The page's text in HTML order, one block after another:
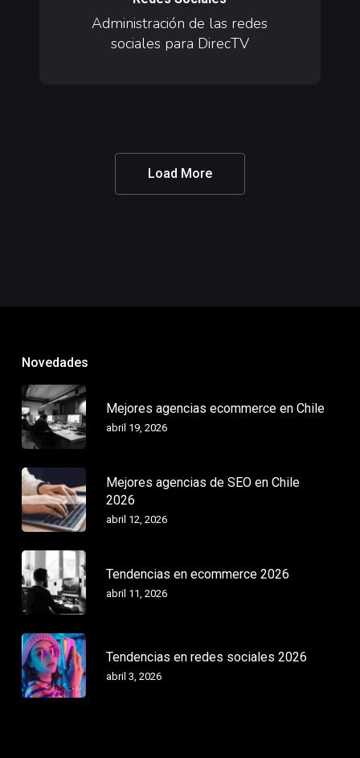
redes
sociales
Administración de las redes
sociales para DirecTV
Load More
Novedades
Mejores agencias ecommerce en Chile
abril 19, 2026
Mejores agencias de SEO en Chile
2026
abril 12, 2026
Tendencias en ecommerce 2026
abril 11, 2026
Tendencias en redes sociales 2026
abril 3, 2026